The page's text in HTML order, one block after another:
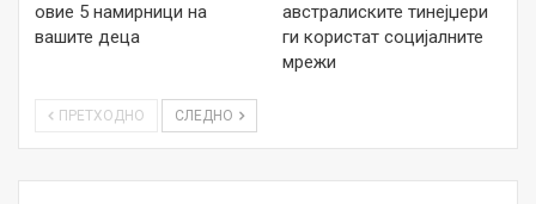
овие 5 намирници на
вашите деца
австралиските тинејџери
ги користат социјалните
мрежи
ПРЕТХОДНО СЛЕДНО